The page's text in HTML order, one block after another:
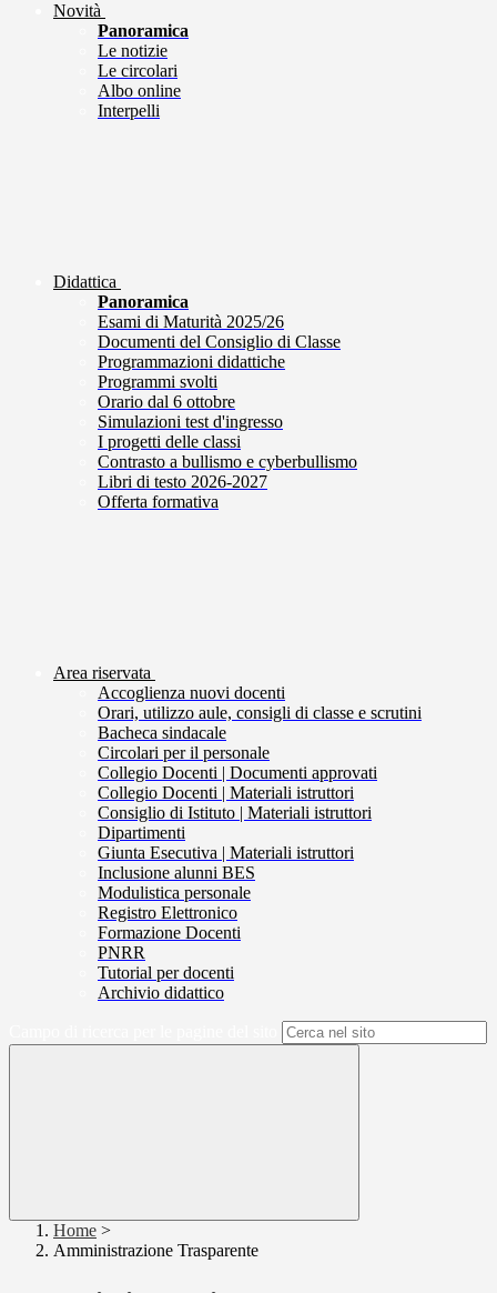
Novità
Panoramica
Le notizie
Le circolari
Albo online
Interpelli
Didattica
Panoramica
Esami di Maturità 2025/26
Documenti del Consiglio di Classe
Programmazioni didattiche
Programmi svolti
Orario dal 6 ottobre
Simulazioni test d'ingresso
I progetti delle classi
Contrasto a bullismo e cyberbullismo
Libri di testo 2026-2027
Offerta formativa
Area riservata
Accoglienza nuovi docenti
Orari, utilizzo aule, consigli di classe e scrutini
Bacheca sindacale
Circolari per il personale
Collegio Docenti | Documenti approvati
Collegio Docenti | Materiali istruttori
Consiglio di Istituto | Materiali istruttori
Dipartimenti
Giunta Esecutiva | Materiali istruttori
Inclusione alunni BES
Modulistica personale
Registro Elettronico
Formazione Docenti
PNRR
Tutorial per docenti
Archivio didattico
Home >
Amministrazione Trasparente